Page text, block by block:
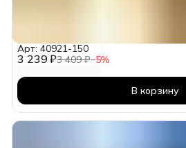
3 239 ₽3 409 ₽−5%
Арт: 40921-150
В корзину